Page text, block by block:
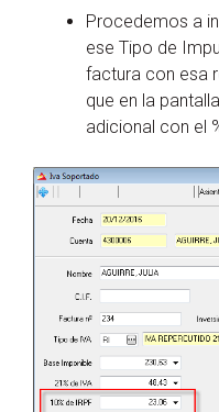
Procedemos a
ese Tipo de
factura con esa
que en la
adicional con el